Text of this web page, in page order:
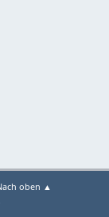
oben ▲